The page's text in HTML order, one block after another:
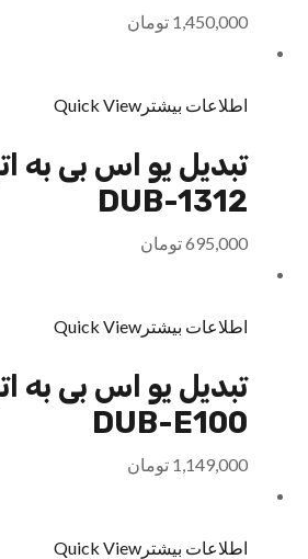
1,450,000 تومان
اطلاعات بیشتر Quick View
تبدیل یو اس بی به
DUB-1312
695,000تومان
اطلاعات بیشتر Quick View
تبدیل یو اس بی به
DUB-E100
1,149,000 تومان
اطلاعات بیشتر Quick View